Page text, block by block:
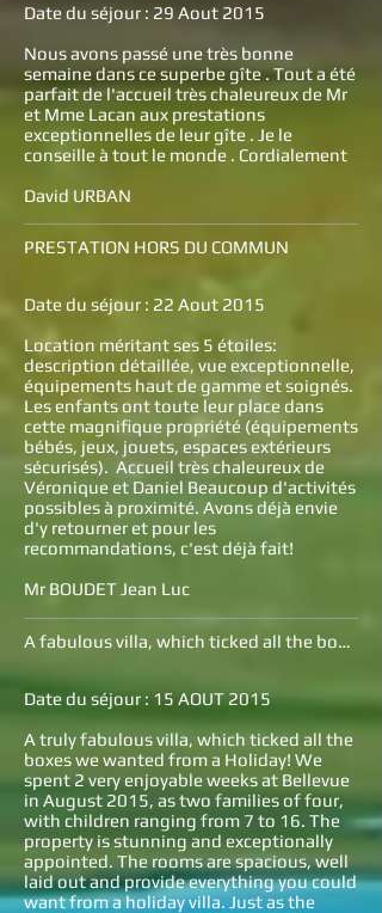
Date du séjour : 29 Aout 2015
Nous avons passé une très bonne
semaine dans ce superbe gîte . Tout a été
parfait de l'accueil très chaleureux de Mr
et Mme Lacan aux prestations
exceptionnelles de leur gîte . Je le
conseille à tout le monde . Cordialement
David URBAN
PRESTATION HORS DU COMMUN
Date du séjour : 22 Aout 2015
Location méritant ses 5 étoiles:
description détaillée, vue exceptionnelle,
équipements haut de gamme et soignés.
Les enfants ont toute leur place dans
cette magnifique propriété (équipements
bébés, jeux, jouets, espaces extérieurs
sécurisés). Accueil très chaleureux de
Véronique et Daniel Beaucoup d'activités
possibles à proximité. Avons déjà envie
d'y retourner et pour les
recommandations, c'est déjà fait!
Mr BOUDET Jean Luc
A fabulous villa, which ticked all the boxes!
Date du séjour : 15 AOUT 2015
A truly fabulous villa, which ticked all the
boxes we wanted from a Holiday! We
spent 2 very enjoyable weeks at Bellevue
in August 2015, as two families of four,
with children ranging from 7 to 16. The
property is stunning and exceptionally
appointed. The rooms are spacious, well
laid out and provide everything you could
want from a holiday villa. Just as the